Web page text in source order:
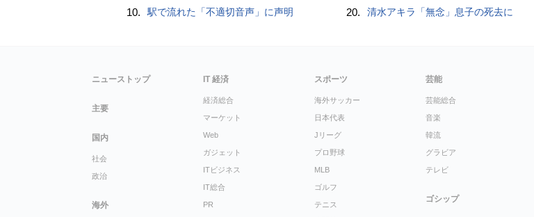
10. 駅で流れた「不適切音声」に声明 20. 清水アキラ「無念」息子の死去に
ニューストップ
主要
国内
社会
政治
海外
IT 経済
経済総合
マーケット
Web
ガジェット
ITビジネス
IT総合
PR
スポーツ
海外サッカー
日本代表
Jリーグ
プロ野球
MLB
ゴルフ
テニス
芸能
芸能総合
音楽
韓流
グラビア
テレビ
ゴシップ